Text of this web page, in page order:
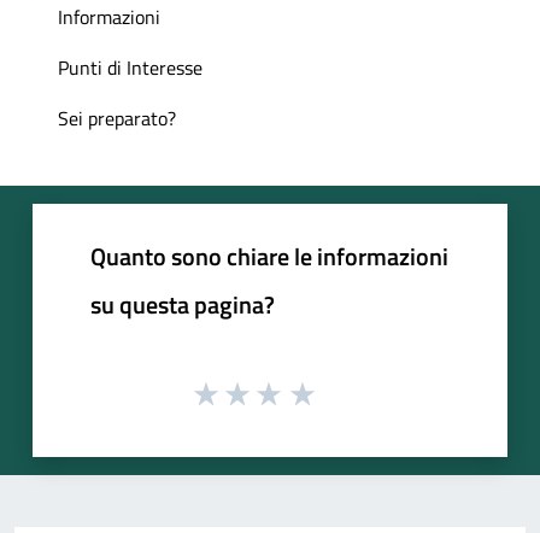
Informazioni
Punti di Interesse
Sei preparato?
Quanto sono chiare le informazioni
su questa pagina?